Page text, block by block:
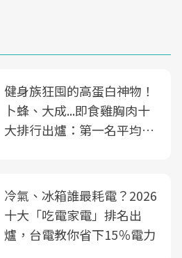
健身族狂囤的高蛋白神物！
卜蜂、大成...即食雞胸肉十
大排行出爐：第一名平均一
冷氣、冰箱誰最耗電？2026
十大「吃電家電」排名出
爐，台電教你省下15％電力